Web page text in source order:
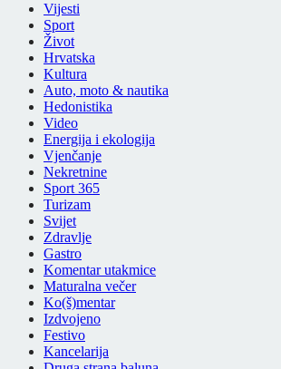
Vijesti
Sport
Život
Hrvatska
Kultura
Auto, moto & nautika
Hedonistika
Video
Energija i ekologija
Vjenčanje
Nekretnine
Sport 365
Turizam
Svijet
Zdravlje
Gastro
Komentar utakmice
Maturalna večer
Ko(š)mentar
Izdvojeno
Festivo
Kancelarija